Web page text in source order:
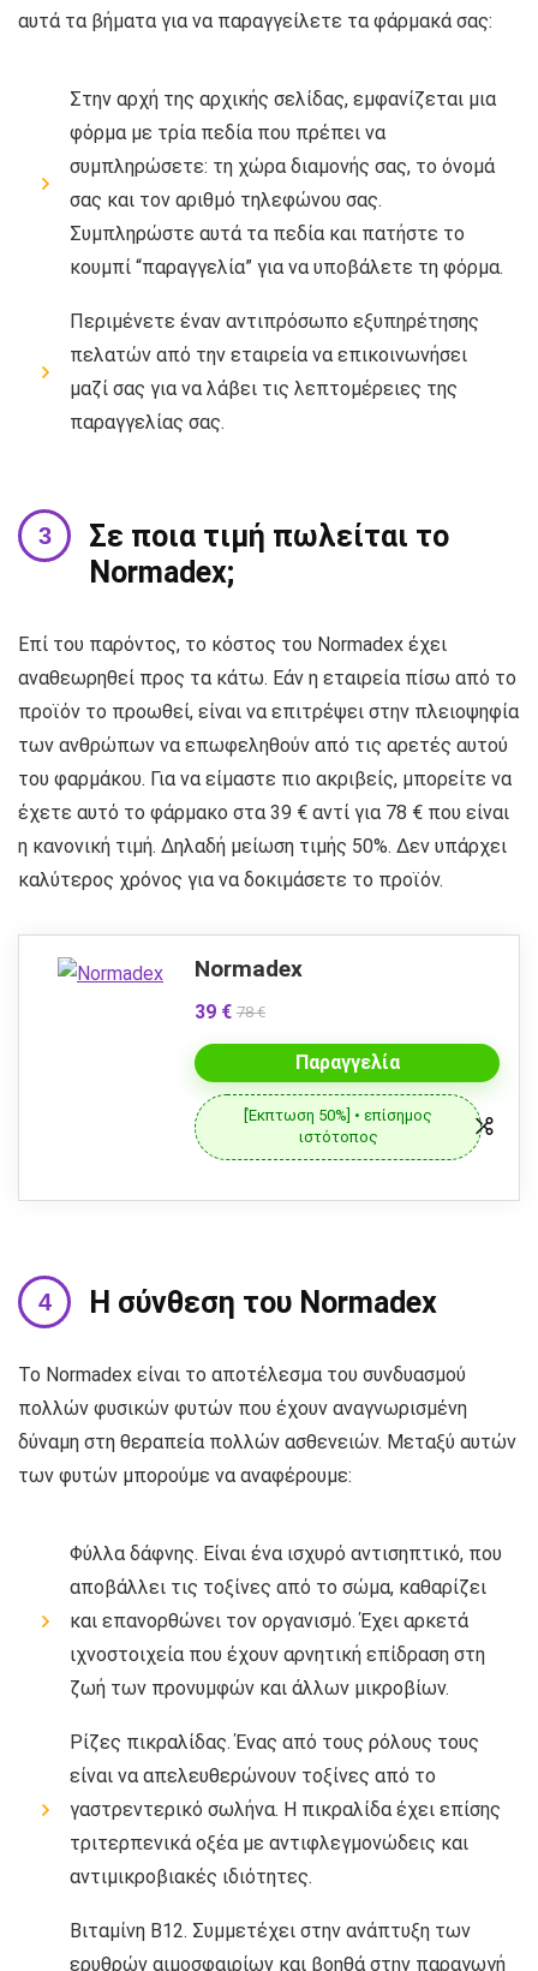
αυτά τα βήματα για να παραγγείλετε τα φάρμακά σας:
Στην αρχή της αρχικής σελίδας, εμφανίζεται μια
φόρμα με τρία πεδία που πρέπει να
συμπληρώσετε: τη χώρα διαμονής σας, το όνομά
σας και τον αριθμό τηλεφώνου σας.
Συμπληρώστε αυτά τα πεδία και πατήστε το
κουμπί “παραγγελία” για να υποβάλετε τη φόρμα.
Περιμένετε έναν αντιπρόσωπο εξυπηρέτησης
πελατών από την εταιρεία να επικοινωνήσει
μαζί σας για να λάβει τις λεπτομέρειες της
παραγγελίας σας.
Σε ποια τιμή πωλείται το
Normadex;
Επί του παρόντος, το κόστος του Normadex έχει
αναθεωρηθεί προς τα κάτω. Εάν η εταιρεία πίσω από το
προϊόν το προωθεί, είναι να επιτρέψει στην πλειοψηφία
των ανθρώπων να επωφεληθούν από τις αρετές αυτού
του φαρμάκου. Για να είμαστε πιο ακριβείς, μπορείτε να
έχετε αυτό το φάρμακο στα 39 € αντί για 78 € που είναι
η κανονική τιμή. Δηλαδή μείωση τιμής 50%. Δεν υπάρχει
καλύτερος χρόνος για να δοκιμάσετε το προϊόν.
Normadex
39 € 78 €
Παραγγελία
[Έκπτωση 50%] • επίσημος
ιστότοπος
Η σύνθεση του Normadex
Το Normadex είναι το αποτέλεσμα του συνδυασμού
πολλών φυσικών φυτών που έχουν αναγνωρισμένη
δύναμη στη θεραπεία πολλών ασθενειών. Μεταξύ αυτών
των φυτών μπορούμε να αναφέρουμε:
Φύλλα δάφνης. Είναι ένα ισχυρό αντισηπτικό, που
αποβάλλει τις τοξίνες από το σώμα, καθαρίζει
και επανορθώνει τον οργανισμό. Έχει αρκετά
ιχνοστοιχεία που έχουν αρνητική επίδραση στη
ζωή των προνυμφών και άλλων μικροβίων.
Ρίζες πικραλίδας. Ένας από τους ρόλους τους
είναι να απελευθερώνουν τοξίνες από το
γαστρεντερικό σωλήνα. Η πικραλίδα έχει επίσης
τριτερπενικά οξέα με αντιφλεγμονώδεις και
αντιμικροβιακές ιδιότητες.
Βιταμίνη Β12. Συμμετέχει στην ανάπτυξη των
ερυθρών αιμοσφαιρίων και βοηθά στην παραγωγή